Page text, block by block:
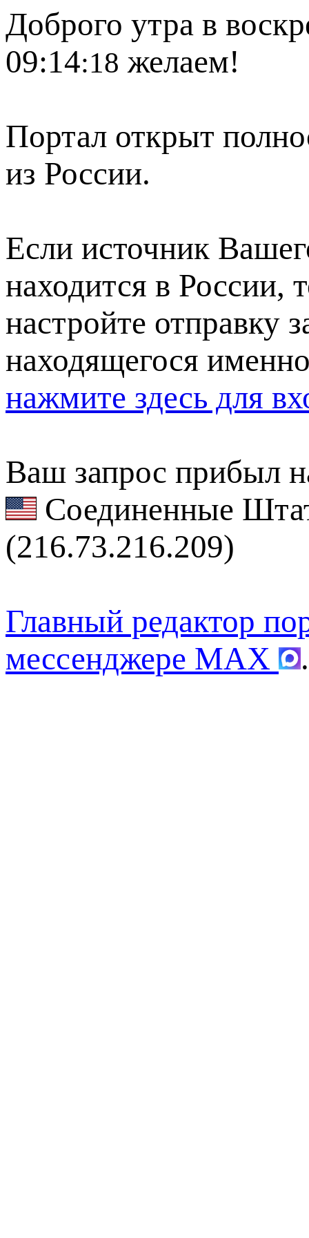
Доброго утра в
09:14:18 желаем!
Портал открыт
из России.
Если источник
находится в России,
настройте отправку
находящегося
нажмите здесь для
Ваш запрос прибыл
Соединенные
(216.73.216.209)
Главный редактор
мессенджере MAX
.